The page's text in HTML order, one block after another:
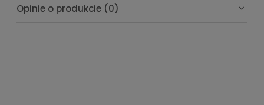
Opinie o produkcie (0)